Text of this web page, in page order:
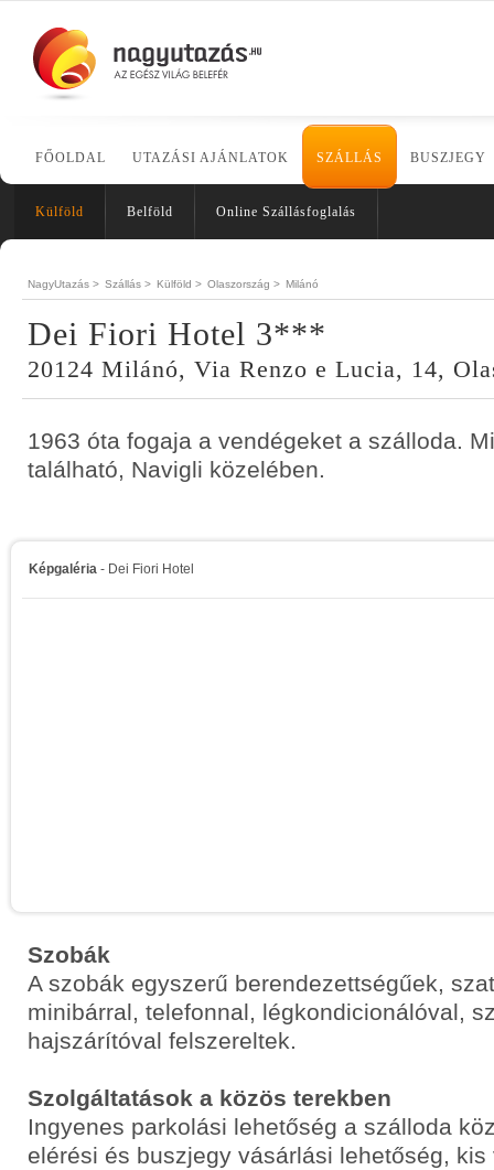
FŐOLDAL UTAZÁSI AJÁNLATOK SZÁLLÁS BUSZJEGY
Külföld Belföld Online Szállásfoglalás
NagyUtazás > Szállás > Külföld > Olaszország > Milánó
Dei Fiori Hotel 3***
20124 Milánó, Via Renzo e Lucia, 14,
1963 óta fogaja a vendégeket a szálloda.
található, Navigli közelében.
Képgaléria - Dei Fiori Hotel
Szobák
A szobák egyszerű berendezettségűek,
minibárral, telefonnal, légkondicionálóval,
hajszárítóval felszereltek.
Szolgáltatások a közös terekben
Ingyenes parkolási lehetőség a szálloda
elérési és buszjegy vásárlási lehetőség,